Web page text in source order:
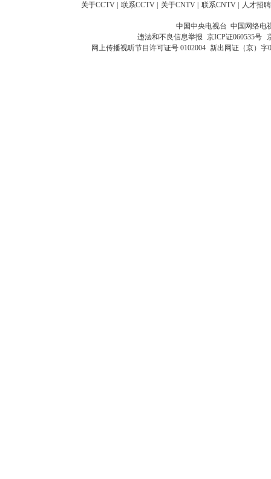
关于CCTV 联系CCTV 关于CNTV 联系CNTV 人才招聘
中国中央电视台 中国网络电
违法和不良信息举报 京ICP证060535号
网上传播视听节目许可证号 0102004 新出网证（京）